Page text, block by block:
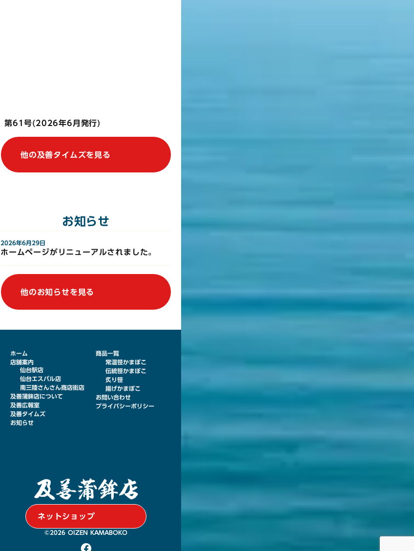
第61号(2026年6月発行)
他の及善タイムズを見る
お知らせ
2026年6月29日
ホームページがリニューアルされました。
他のお知らせを見る
ホーム
店舗案内
仙台駅店
仙台エスパル店
南三陸さんさん商店街店
及善蒲鉾店について
及善広報室
及善タイムズ
お知らせ
商品一覧
常温笹かまぼこ
伝統笹かまぼこ
炙り笹
揚げかまぼこ
お問い合わせ
プライバシーポリシー
ネットショップ
©︎2026 OIZEN KAMABOKO